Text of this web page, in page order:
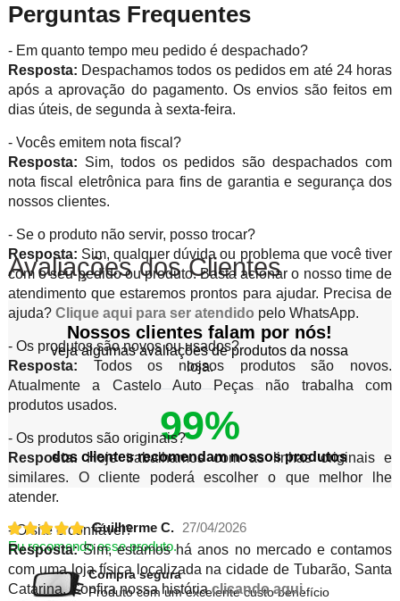
Perguntas Frequentes
- Em quanto tempo meu pedido é despachado?
Resposta: Despachamos todos os pedidos em até 24 horas
após a aprovação do pagamento. Os envios são feitos em
dias úteis, de segunda à sexta-feira.
- Vocês emitem nota fiscal?
Resposta: Sim, todos os pedidos são despachados com
nota fiscal eletrônica para fins de garantia e segurança dos
nossos clientes.
- Se o produto não servir, posso trocar?
Resposta: Sim, qualquer dúvida ou problema que você tiver
com o seu pedido ou produto. Basta acionar o nosso time de
atendimento que estaremos prontos para ajudar. Precisa de
ajuda? Clique aqui para ser atendido pelo WhatsApp.
- Os produtos são novos ou usados?
Resposta: Todos os nossos produtos são novos.
Atualmente a Castelo Auto Peças não trabalha com
produtos usados.
- Os produtos são originais?
Resposta:Hoje trabalhamos com as linhas originais e
similares. O cliente poderá escolher o que melhor lhe
atender.
- O site é confiável?
Resposta:Sim, estamos há anos no mercado e contamos
com uma loja física localizada na cidade de Tubarão, Santa
Catarina. Confira nossa históriaclicando aqui.
Avaliações dos Clientes
Nossos clientes falam por nós!
veja algumas avaliações de produtos da nossa
loja.
99%
dos clientes recomendam nossos produtos
Guilherme C.
27/04/2026
Eu recomendo esse produto.
Compra segura
Produto com um excelente custo benefício